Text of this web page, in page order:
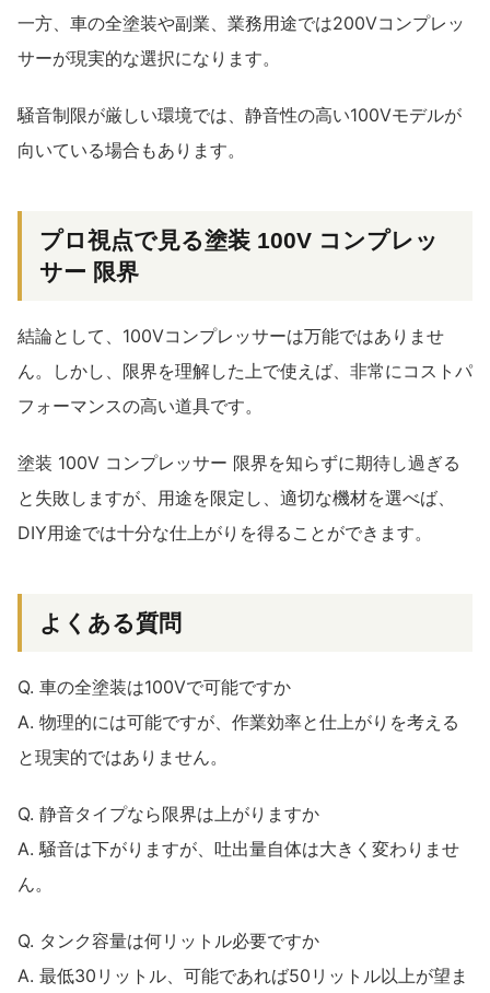
一方、車の全塗装や副業、業務用途では200Vコンプレッ
サーが現実的な選択になります。
騒音制限が厳しい環境では、静音性の高い100Vモデルが
向いている場合もあります。
プロ視点で見る塗装 100V コンプレッ
サー 限界
結論として、100Vコンプレッサーは万能ではありませ
ん。しかし、限界を理解した上で使えば、非常にコストパ
フォーマンスの高い道具です。
塗装 100V コンプレッサー 限界を知らずに期待し過ぎる
と失敗しますが、用途を限定し、適切な機材を選べば、
DIY用途では十分な仕上がりを得ることができます。
よくある質問
Q. 車の全塗装は100Vで可能ですか
A. 物理的には可能ですが、作業効率と仕上がりを考える
と現実的ではありません。
Q. 静音タイプなら限界は上がりますか
A. 騒音は下がりますが、吐出量自体は大きく変わりませ
ん。
Q. タンク容量は何リットル必要ですか
A. 最低30リットル、可能であれば50リットル以上が望ま